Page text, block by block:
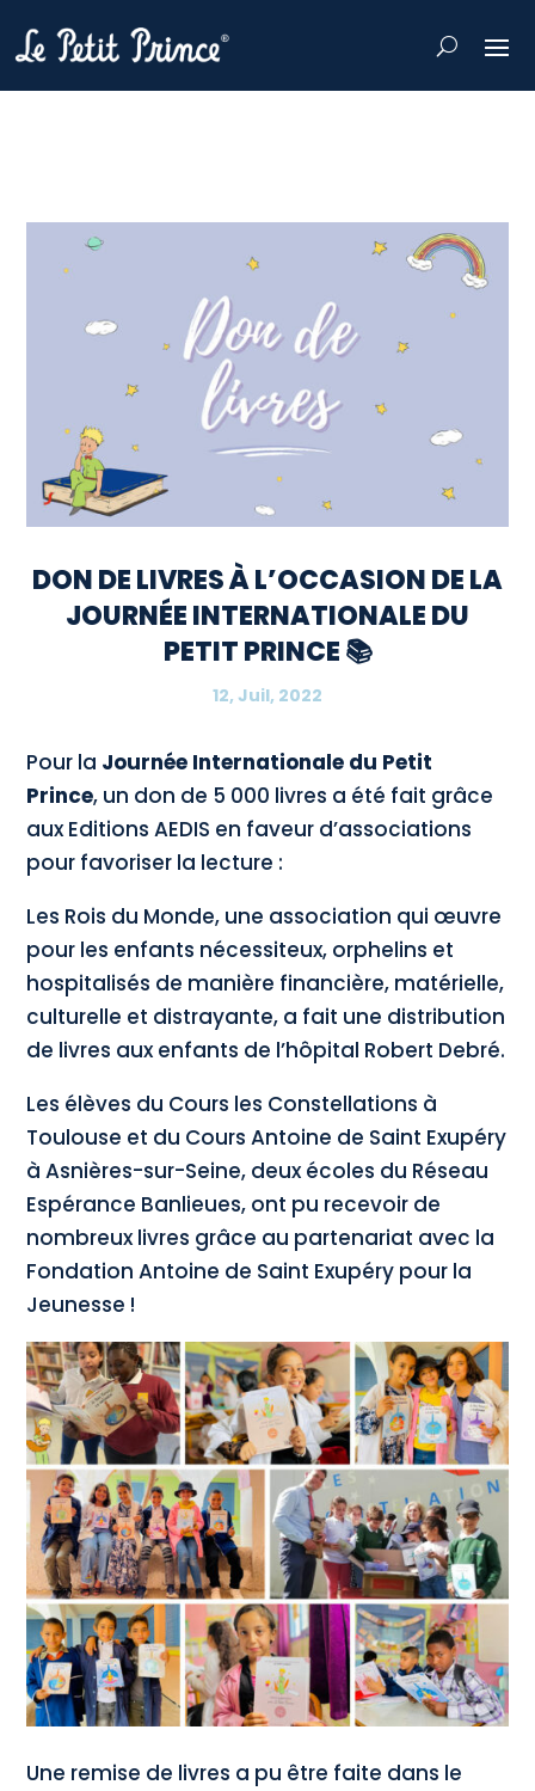
DON DE LIVRES À L’OCCASION DE LA
JOURNÉE INTERNATIONALE DU
PETIT PRINCE 📚
12, Juil, 2022
Pour la Journée Internationale du Petit
Prince, un don de 5 000 livres a été fait grâce
aux Editions AEDIS en faveur d’associations
pour favoriser la lecture :
Les Rois du Monde, une association qui œuvre
pour les enfants nécessiteux, orphelins et
hospitalisés de manière financière, matérielle,
culturelle et distrayante, a fait une distribution
de livres aux enfants de l’hôpital Robert Debré.
Les élèves du Cours les Constellations à
Toulouse et du Cours Antoine de Saint Exupéry
à Asnières-sur-Seine, deux écoles du Réseau
Espérance Banlieues, ont pu recevoir de
nombreux livres grâce au partenariat avec la
Fondation Antoine de Saint Exupéry pour la
Jeunesse !
Une remise de livres a pu être faite dans le